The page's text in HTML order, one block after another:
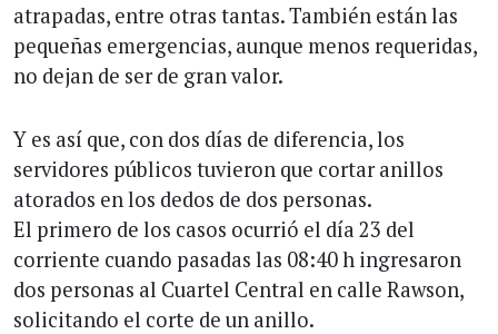
atrapadas, entre otras tantas. También están las
pequeñas emergencias, aunque menos requeridas,
no dejan de ser de gran valor.
Y es así que, con dos días de diferencia, los
servidores públicos tuvieron que cortar anillos
atorados en los dedos de dos personas.
El primero de los casos ocurrió el día 23 del
corriente cuando pasadas las 08:40 h ingresaron
dos personas al Cuartel Central en calle Rawson,
solicitando el corte de un anillo.